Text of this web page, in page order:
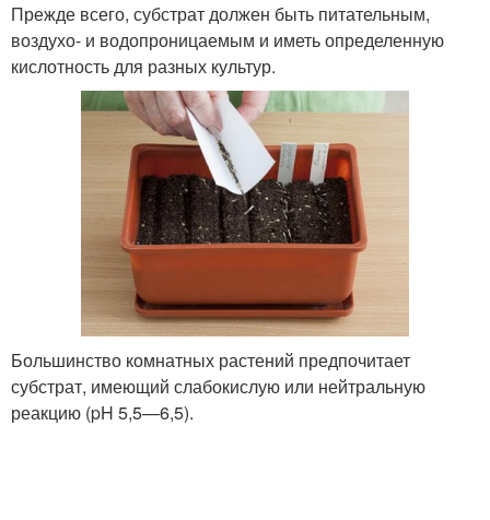
Прежде всего, субстрат должен быть питательным,
воздухо- и водопроницаемым и иметь определенную
кислотность для разных культур.
Большинство комнатных растений предпочитает
субстрат, имеющий слабокислую или нейтральную
реакцию (pH 5,5—6,5).